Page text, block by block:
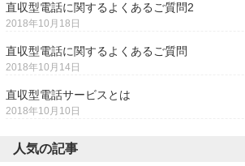
直収型電話に関するよくあるご質問2
2018年10月18日
直収型電話に関するよくあるご質問
2018年10月14日
直収型電話サービスとは
2018年10月10日
人気の記事